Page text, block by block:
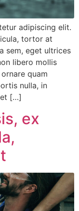
adipiscing elit.
tortor at
sem, eget ultrices
libero mollis
quam
nulla, in
et […]
ex